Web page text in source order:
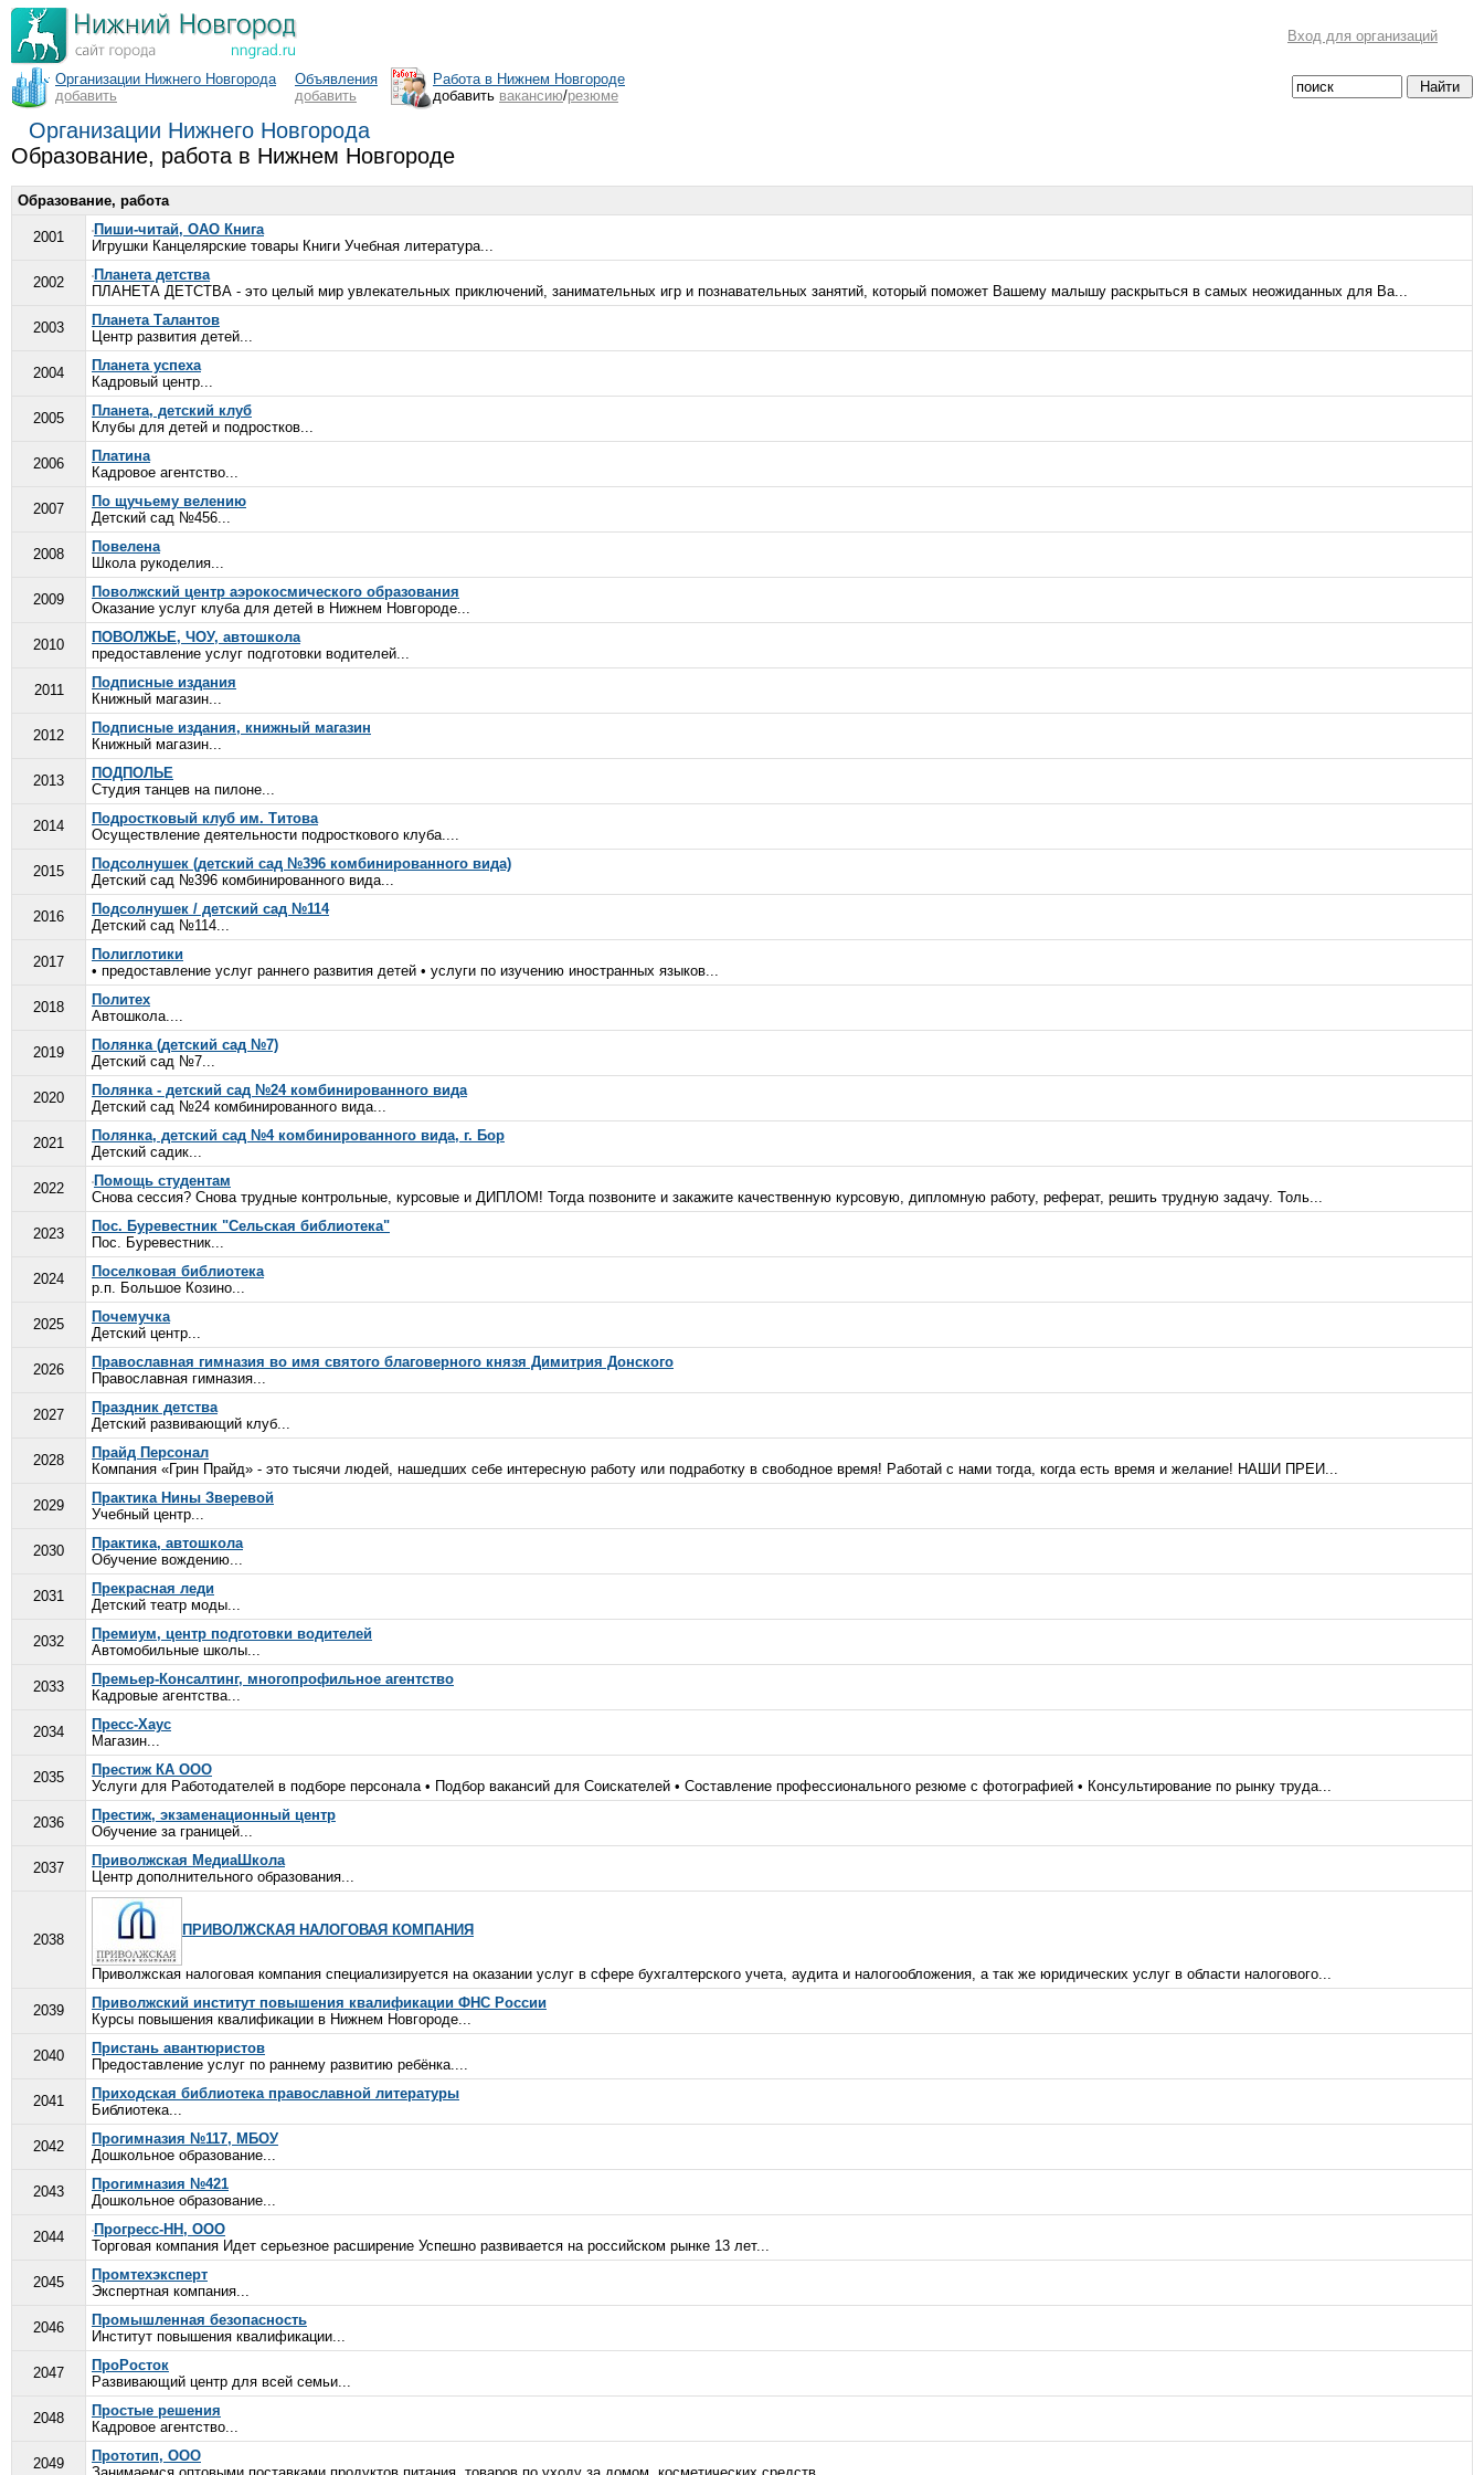
Вход для организаций
Организации Нижнего Новгорода
добавить
Объявления
добавить
Работа в Нижнем Новгороде
добавить вакансию/резюме
Организации Нижнего Новгорода
Образование, работа в Нижнем Новгороде
Образование, работа
2001
Пиши-читай, ОАО Книга
Игрушки Канцелярские товары Книги Учебная литература...
2002
Планета детства
ПЛАНЕТА ДЕТСТВА - это целый мир увлекательных приключений, занимательных игр и познавательных занятий, который поможет Вашему малышу раскрыться в самых неожиданных для Ва...
2003
Планета Талантов
Центр развития детей...
2004
Планета успеха
Кадровый центр...
2005
Планета, детский клуб
Клубы для детей и подростков...
2006
Платина
Кадровое агентство...
2007
По щучьему велению
Детский сад №456...
2008
Повелена
Школа рукоделия...
2009
Поволжский центр аэрокосмического образования
Оказание услуг клуба для детей в Нижнем Новгороде...
2010
ПОВОЛЖЬЕ, ЧОУ, автошкола
предоставление услуг подготовки водителей...
2011
Подписные издания
Книжный магазин...
2012
Подписные издания, книжный магазин
Книжный магазин...
2013
ПОДПОЛЬЕ
Студия танцев на пилоне...
2014
Подростковый клуб им. Титова
Осуществление деятельности подросткового клуба....
2015
Подсолнушек (детский сад №396 комбинированного вида)
Детский сад №396 комбинированного вида...
2016
Подсолнушек / детский сад №114
Детский сад №114...
2017
Полиглотики
• предоставление услуг раннего развития детей • услуги по изучению иностранных языков...
2018
Политех
Автошкола....
2019
Полянка (детский сад №7)
Детский сад №7...
2020
Полянка - детский сад №24 комбинированного вида
Детский сад №24 комбинированного вида...
2021
Полянка, детский сад №4 комбинированного вида, г. Бор
Детский садик...
2022
Помощь студентам
Снова сессия? Снова трудные контрольные, курсовые и ДИПЛОМ! Тогда позвоните и закажите качественную курсовую, дипломную работу, реферат, решить трудную задачу. Толь...
2023
Пос. Буревестник "Сельская библиотека"
Пос. Буревестник...
2024
Поселковая библиотека
р.п. Большое Козино...
2025
Почемучка
Детский центр...
2026
Православная гимназия во имя святого благоверного князя Димитрия Донского
Православная гимназия...
2027
Праздник детства
Детский развивающий клуб...
2028
Прайд Персонал
Компания «Грин Прайд» - это тысячи людей, нашедших себе интересную работу или подработку в свободное время! Работай с нами тогда, когда есть время и желание! НАШИ ПРЕИ...
2029
Практика Нины Зверевой
Учебный центр...
2030
Практика, автошкола
Обучение вождению...
2031
Прекрасная леди
Детский театр моды...
2032
Премиум, центр подготовки водителей
Автомобильные школы...
2033
Премьер-Консалтинг, многопрофильное агентство
Кадровые агентства...
2034
Пресс-Хаус
Магазин...
2035
Престиж КА ООО
Услуги для Работодателей в подборе персонала • Подбор вакансий для Соискателей • Составление профессионального резюме с фотографией • Консультирование по рынку труда...
2036
Престиж, экзаменационный центр
Обучение за границей...
2037
Приволжская МедиаШкола
Центр дополнительного образования...
2038
ПРИВОЛЖСКАЯ НАЛОГОВАЯ КОМПАНИЯ
Приволжская налоговая компания специализируется на оказании услуг в сфере бухгалтерского учета, аудита и налогообложения, а так же юридических услуг в области налогового...
2039
Приволжский институт повышения квалификации ФНС России
Курсы повышения квалификации в Нижнем Новгороде...
2040
Пристань авантюристов
Предоставление услуг по раннему развитию ребёнка....
2041
Приходская библиотека православной литературы
Библиотека...
2042
Прогимназия №117, МБОУ
Дошкольное образование...
2043
Прогимназия №421
Дошкольное образование...
2044
Прогресс-НН, ООО
Торговая компания Идет серьезное расширение Успешно развивается на российском рынке 13 лет...
2045
Промтехэксперт
Экспертная компания...
2046
Промышленная безопасность
Институт повышения квалификации...
2047
ПроРосток
Развивающий центр для всей семьи...
2048
Простые решения
Кадровое агентство...
2049
Прототип, ООО